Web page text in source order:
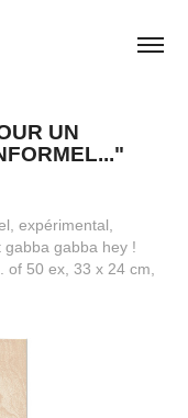
UN
expérimental,
gabba hey !
50 ex, 33 x 24 cm,